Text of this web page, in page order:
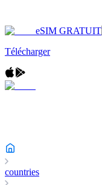
eSIM GRATUIT
Télécharger
countries